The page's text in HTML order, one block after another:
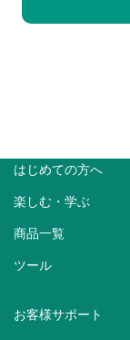
はじめての方へ
楽しむ・学ぶ
商品一覧
ツール
お客様サポート